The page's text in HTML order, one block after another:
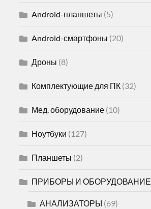
Android-планшеты (5)
Android-смартфоны (20)
Дроны (8)
Комплектующие для ПК (32)
Мед. оборудование (10)
Ноутбуки (127)
Планшеты (2)
ПРИБОРЫ И ОБОРУДОВАНИЕ
АНАЛИЗАТОРЫ (69)